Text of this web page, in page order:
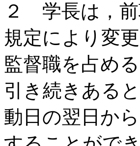
２ 学長は，前
規定により変
監督職を占め
引き続きある
動日の翌日か